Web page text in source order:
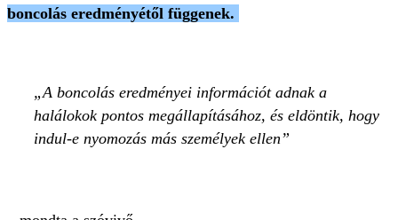
boncolás eredményétől függenek.
A boncolás eredményei információt adnak a
halálokok pontos megállapításához, és eldöntik, hogy
indul-e nyomozás más személyek ellen